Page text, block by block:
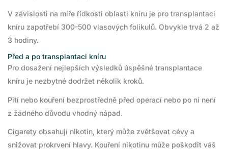
V závislosti na míře řídkosti oblasti kníru je pro transplantaci
kníru zapotřebí 300-500 vlasových folikulů. Obvykle trvá 2 až
3 hodiny.
Před a po transplantaci kníru
Pro dosažení nejlepších výsledků úspěšné transplantace
kníru je nezbytné dodržet několik kroků.
Pití nebo kouření bezprostředně před operací nebo po ní není
z žádného důvodu vhodný nápad.
Cigarety obsahují nikotin, který může zvětšovat cévy a
snižovat prokrvení hlavy. Kouření nikotinu může poškodit váš